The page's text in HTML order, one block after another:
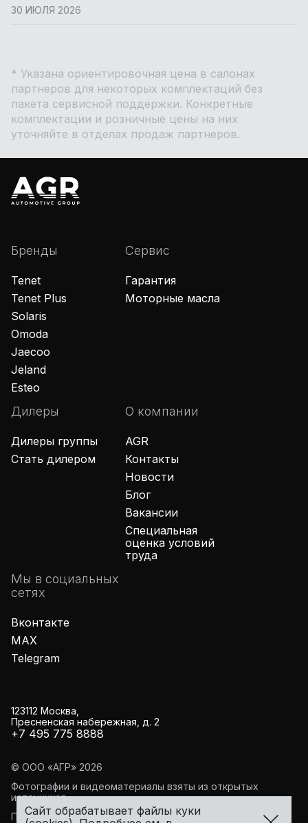
30 ИЮЛЯ 2026
* Указана ориентировочная цена в салонах
партнеров для некоторых комплектаций без
пакета сервисной поддержки. Конкретные
комплектации и розничные цены на них
уточняйте в отделах продаж партнеров.
Бренды
Tenet
Tenet Plus
Solaris
Omoda
Jaecoo
Jeland
Esteo
Сервис
Гарантия
Моторные масла
Дилеры
Дилеры группы
Стать дилером
О компании
AGR
Контакты
Новости
Блог
Вакансии
Специальная
оценка условий
труда
Мы в социальных
сетях
Вконтакте
MAX
Telegram
123112 Москва,
Пресненская набережная, д. 2
+7 495 775 8888
© ООО «АГР» 2026
Фотографии и видеоматериалы взяты из открытых
источников
Правовая информация
Сайт обрабатывает файлы куки